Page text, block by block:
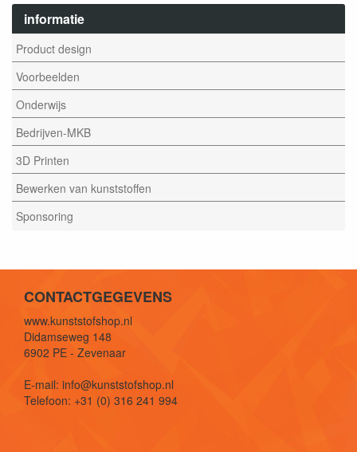
informatie
Product design
Voorbeelden
Onderwijs
Bedrijven-MKB
3D Printen
Bewerken van kunststoffen
Sponsoring
CONTACTGEGEVENS
www.kunststofshop.nl
Didamseweg 148
6902 PE - Zevenaar
E-mail: info@kunststofshop.nl
Telefoon: +31 (0) 316 241 994